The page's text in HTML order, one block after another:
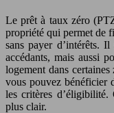
Le prêt à taux zéro
propriété qui permet de
sans payer d’intérêts.
accédants, mais aussi
logement dans
vous pouvez bénéficier
les critères
plus clair.